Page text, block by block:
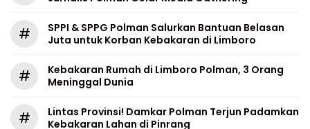
#
SPPI & SPPG Polman Salurkan Bantuan Belasan
Juta untuk Korban Kebakaran di Limboro
#
Kebakaran Rumah di Limboro Polman, 3 Orang
Meninggal Dunia
#
Lintas Provinsi! Damkar Polman Terjun Padamkan
Kebakaran Lahan di Pinrang